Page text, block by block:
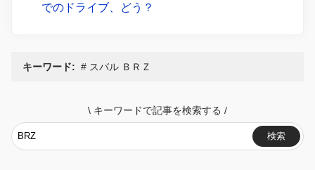
でのドライブ、どう？
キーワード: スバル ＢＲＺ
\ キーワードで記事を検索する /
検索